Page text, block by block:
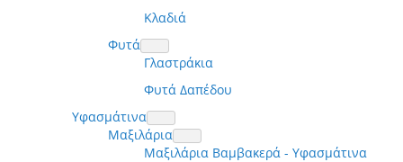
Κλαδιά
Φυτά
Γλαστράκια
Φυτά Δαπέδου
Υφασμάτινα
Μαξιλάρια
Μαξιλάρια Βαμβακερά - Υφασμάτινα